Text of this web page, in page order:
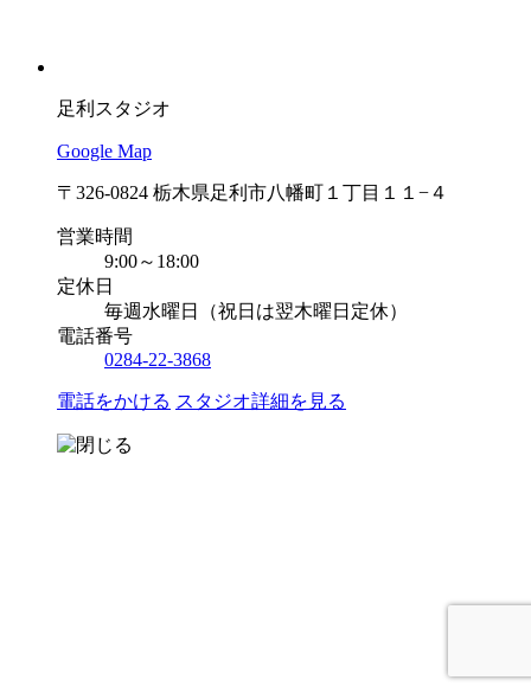
足利スタジオ
Google Map
〒326-0824 栃木県足利市八幡町１丁目１１−４
営業時間
9:00～18:00
定休日
毎週水曜日（祝日は翌木曜日定休）
電話番号
0284-22-3868
電話をかける スタジオ詳細を見る